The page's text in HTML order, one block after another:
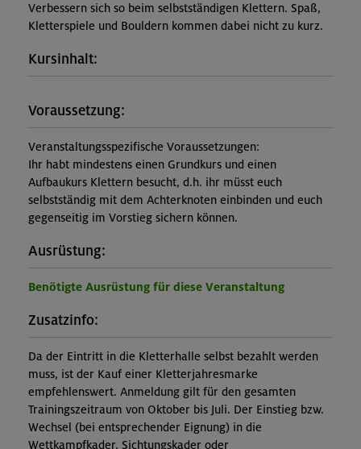
Verbessern sich so beim selbstständigen Klettern. Spaß,
Kletterspiele und Bouldern kommen dabei nicht zu kurz.
Kursinhalt:
Voraussetzung:
Veranstaltungsspezifische Voraussetzungen:
Ihr habt mindestens einen Grundkurs und einen
Aufbaukurs Klettern besucht, d.h. ihr müsst euch
selbstständig mit dem Achterknoten einbinden und euch
gegenseitig im Vorstieg sichern können.
Ausrüstung:
Benötigte Ausrüstung für diese Veranstaltung
Zusatzinfo:
Da der Eintritt in die Kletterhalle selbst bezahlt werden
muss, ist der Kauf einer Kletterjahresmarke
empfehlenswert. Anmeldung gilt für den gesamten
Trainingszeitraum von Oktober bis Juli. Der Einstieg bzw.
Wechsel (bei entsprechender Eignung) in die
Wettkampfkader, Sichtungskader oder